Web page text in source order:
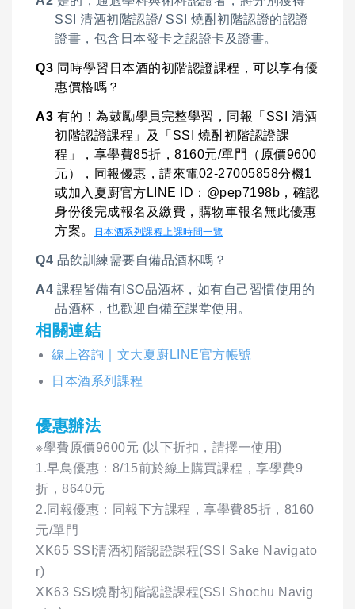
SSI 清酒初階認證/ SSI 燒酎初階認證的認證
證書，包含日本發卡之認證卡及證書。
Q3 同時學習日本酒的初階認證課程，可以享有優
惠價格嗎？
A3 有的！為鼓勵學員完整學習，同報「SSI 清酒
初階認證課程」及「SSI 燒酎初階認證課
程」，享學費85折，8160元/單門（原價9600
元），同報優惠，請來電02-27005858分機1
或加入夏廚官方LINE ID：@pep7198b，確認
身份後完成報名及繳費，購物車報名無此優惠
方案。
日本酒系列課程上課時間一覽
Q4 品飲訓練需要自備品酒杯嗎？
A4 課程皆備有ISO品酒杯，如有自己習慣使用的
品酒杯，也歡迎自備至課堂使用。
相關連結
線上咨詢｜文大夏廚LINE官方帳號
日本酒系列課程
優惠辦法
※學費原價9600元 (以下折扣，請擇一使用)
1.早鳥優惠：8/15前於線上購買課程，享學費9
折，8640元
2.同報優惠：同報下方課程，享學費85折，8160
元/單門
XK65 SSI清酒初階認證課程(SSI Sake Navigato
r)
XK63 SSI燒酎初階認證課程(SSI Shochu Navig